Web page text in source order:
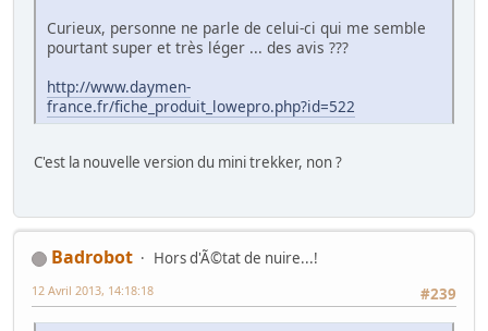
Curieux, personne ne parle de celui-ci qui me semble
pourtant super et très léger ... des avis ???
http://www.daymen-
france.fr/fiche_produit_lowepro.php?id=522
C'est la nouvelle version du mini trekker, non ?
Badrobot
Hors d'Ã©tat de nuire...!
#239
12 Avril 2013, 14:18:18